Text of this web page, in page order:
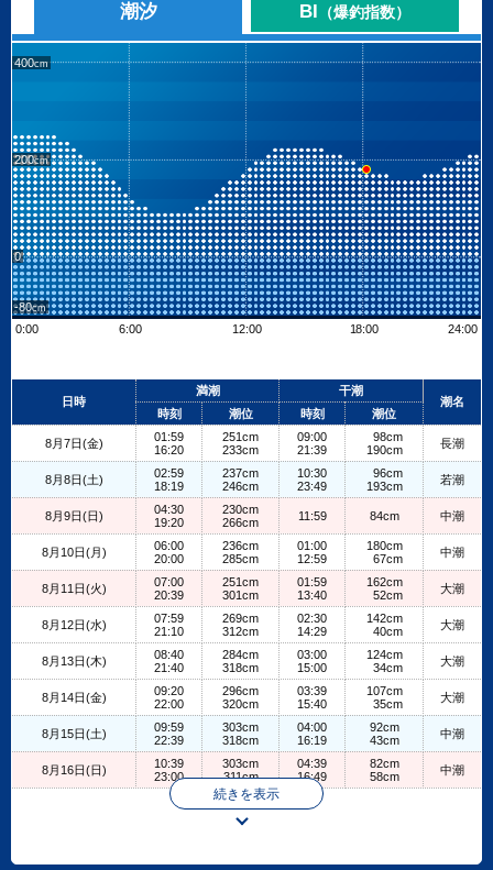
潮汐 BI （爆釣指数）
400
200
0
-80
0:00
6:00 12:00 18:00 24:00
+
日時
満潮
干潮
潮名
時刻
潮位 時刻 潮位
8月7日(金)
01:59
16:20
251cm
233cm
09:00
21:39
98cm
190cm
長潮
8月8日(土)
02:59
18:19
237cm
246cm
10:30
23:49
96cm
193cm
若潮
8月9日(日)
04:30
19:20
230cm
266cm
11:59 84cm 中潮
8月10日(月)
06:00
20:00
236cm
285cm
01:00
12:59
180cm
67cm
中潮
8月11日(火)
07:00
20:39
251cm
301cm
01:59
13:40
162cm
52cm
大潮
8月12日(水)
07:59
21:10
269cm
312cm
02:30
14:29
142cm
40cm
大潮
8月13日(木)
08:40
21:40
284cm
318cm
03:00
15:00
124cm
34cm
大潮
8月14日(金)
09:20
22:00
296cm
320cm
03:39
15:40
107cm
35cm
大潮
8月15日(土)
09:59
22:39
303cm
318cm
04:00
16:19
92cm
43cm
中潮
8月16日(日)
10:39
23:00
303cm
311cm
04:39
16:49
82cm
58cm
中潮
続きを表示